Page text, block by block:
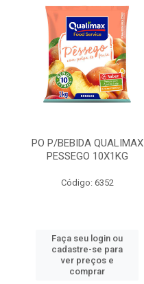
PO P/BEBIDA QUALIMAX
PESSEGO 10X1KG
Código: 6352
Faça seu login ou
cadastre-se para
ver preços e
comprar